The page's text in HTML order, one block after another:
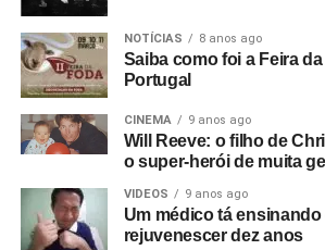
NOTÍCIAS 8 anos ago
Saiba como foi a Feira
Portugal
CINEMA 9 anos ago
Will Reeve: o filho de
o super-herói de muita
VIDEOS 9 anos ago
Um médico tá
rejuvenescer dez anos